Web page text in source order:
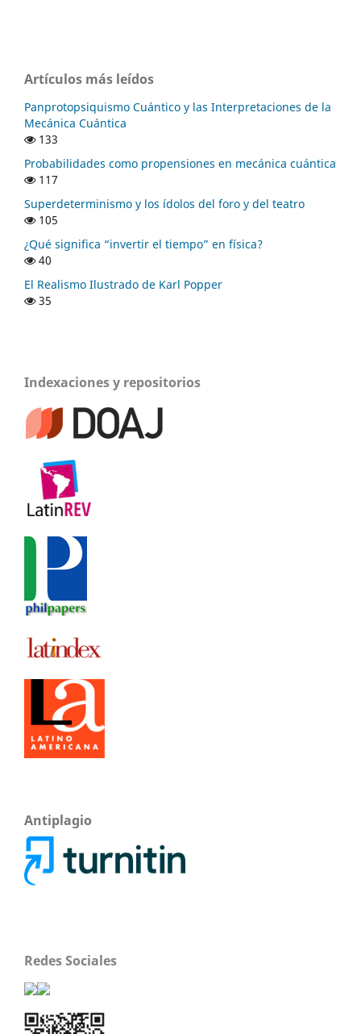
Artículos más leídos
Panprotopsiquismo Cuántico y las Interpretaciones de la
Mecánica Cuántica
133
Probabilidades como propensiones en mecánica cuántica
117
Superdeterminismo y los ídolos del foro y del teatro
105
¿Qué significa “invertir el tiempo” en física?
40
El Realismo Ilustrado de Karl Popper
35
Indexaciones y repositorios
Antiplagio
Redes Sociales